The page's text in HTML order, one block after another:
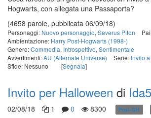
Hogwarts, con allegata una Passaporta?
(4658 parole, pubblicata 06/09/18)
Personaggi: Nuovo personaggio, Severus Piton
Ambientazione: Harry Post-Hogwarts (1998-)
Genere:Commedia, Introspettivo, Sentimentale
Avvertimenti:AU (Alternate Universe) Serie: Invito
Sfide: Nessuno
[Segnala]
Invito per Halloween di
02/08/18 1 0 8300 Post-DH